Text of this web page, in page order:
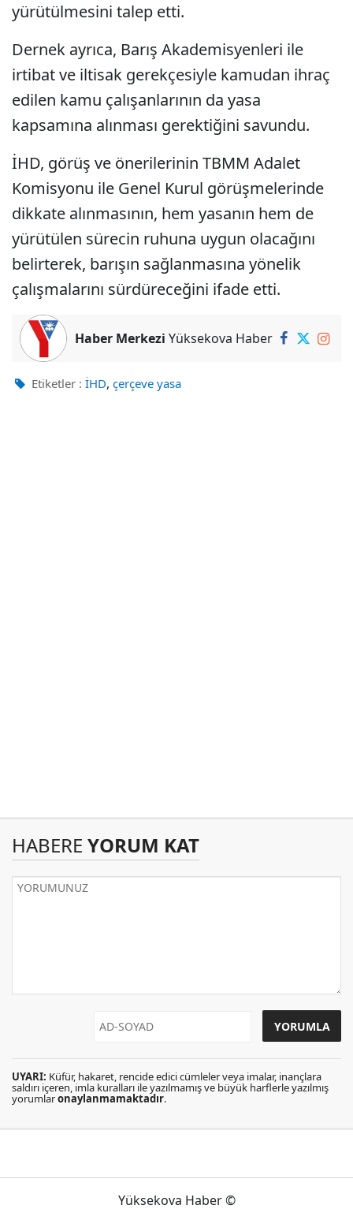
yürütülmesini talep etti.
Dernek ayrıca, Barış Akademisyenleri ile
irtibat ve iltisak gerekçesiyle kamudan ihraç
edilen kamu çalışanlarının da yasa
kapsamına alınması gerektiğini savundu.
İHD, görüş ve önerilerinin TBMM Adalet
Komisyonu ile Genel Kurul görüşmelerinde
dikkate alınmasının, hem yasanın hem de
yürütülen sürecin ruhuna uygun olacağını
belirterek, barışın sağlanmasına yönelik
çalışmalarını sürdüreceğini ifade etti.
Haber Merkezi Yüksekova Haber
Etiketler : İHD, çerçeve yasa
HABERE YORUM KAT
UYARI: Küfür, hakaret, rencide edici cümleler veya imalar, inançlara
saldırı içeren, imla kuralları ile yazılmamış ve büyük harflerle yazılmış
yorumlaronaylanmamaktadır.
Yüksekova Haber ©